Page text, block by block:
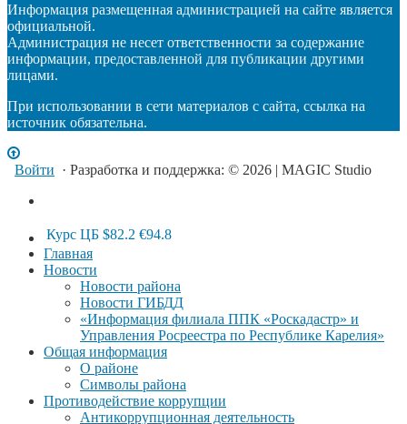
Информация размещенная администрацией на сайте является
официальной.
Администрация не несет ответственности за содержание
информации, предоставленной для публикации другими
лицами.
При использовании в сети материалов с сайта, ссылка на
источник обязательна.
Войти · Разработка и поддержка: © 2026 | MAGIC Studio
Курс ЦБ $82.2 €94.8
Главная
Новости
Новости района
Новости ГИБДД
«Информация филиала ППК «Роскадастр» и
Управления Росреестра по Республике Карелия»
Общая информация
О районе
Символы района
Противодействие коррупции
Антикоррупционная деятельность